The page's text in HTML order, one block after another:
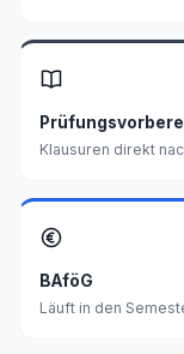
Klausuren direkt
BAföG
Läuft in den